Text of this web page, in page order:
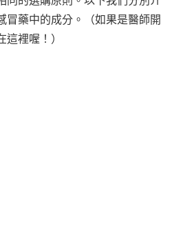
冒藥中的成分。（如果是醫師開
裡喔！）